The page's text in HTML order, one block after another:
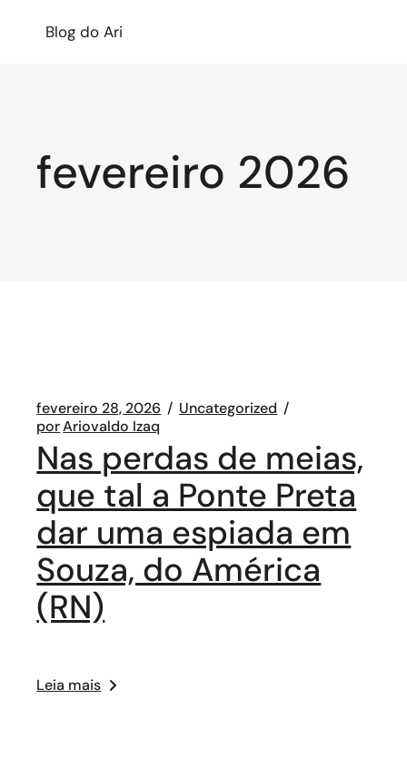
Blog do Ari
fevereiro 2026
fevereiro 28, 2026
Uncategorized
porAriovaldo Izaq
Nas perdas de meias,
que tal a Ponte Preta
dar uma espiada em
Souza, do América
(RN)
Leia mais